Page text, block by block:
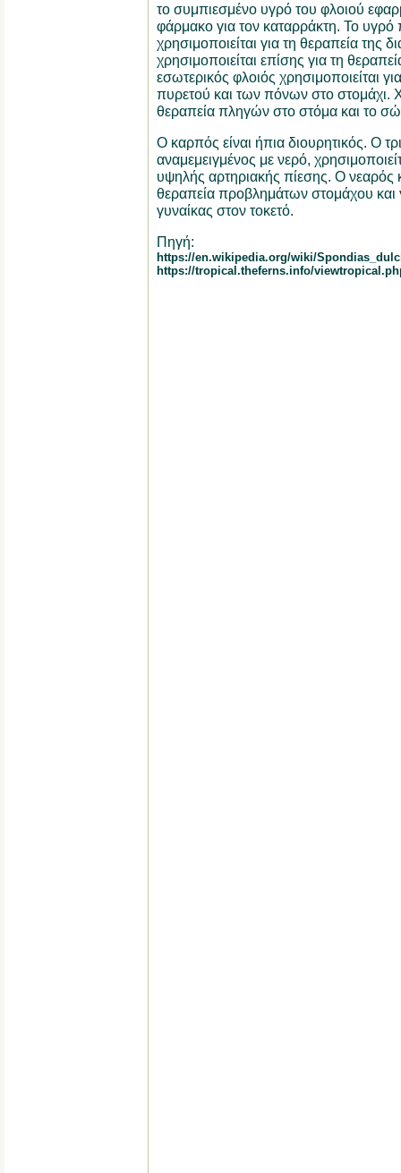
το συμπιεσμένο υγρό του φλοιού
φάρμακο για τον καταρράκτη. Το υγρό
χρησιμοποιείται για τη θεραπεία της
χρησιμοποιείται επίσης για τη
εσωτερικός φλοιός χρησιμοποιείται
πυρετού και των πόνων στο στομάχι.
θεραπεία πληγών στο στόμα και το
Ο καρπός είναι ήπια διουρητικός. Ο
αναμεμειγμένος με νερό,
υψηλής αρτηριακής πίεσης. Ο νεαρός
θεραπεία προβλημάτων στομάχου και
γυναίκας στον τοκετό.
Πηγή:
https://en.wikipedia.org/wiki/
https://tropical.theferns.info/